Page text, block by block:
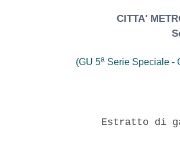
CITTA'
(GU 5a Serie Speciale -
Estratto di